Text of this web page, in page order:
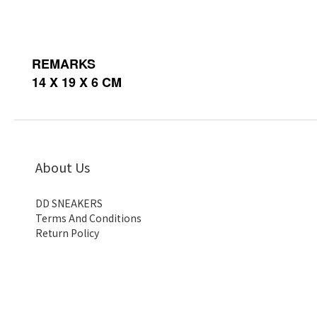
REMARKS
14 X 19 X 6 CM
About Us
DD SNEAKERS
Terms And Conditions
Return Policy